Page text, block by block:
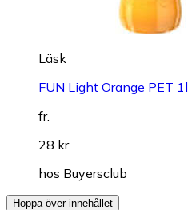
Läsk
FUN Light Orange PET 1l
fr.
28 kr
hos Buyersclub
Hoppa över innehållet